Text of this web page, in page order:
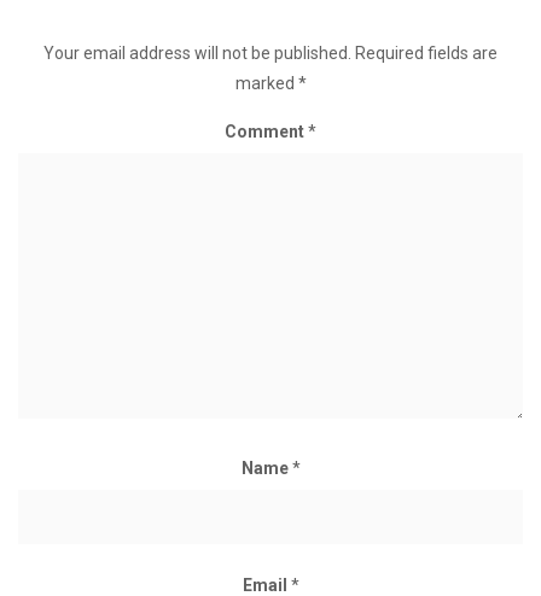
Your email address will not be published.
Required fields are
marked *
Comment*
Name*
Email *